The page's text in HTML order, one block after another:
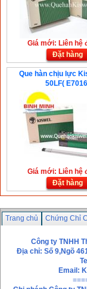
Giá mới: Liên hệ
Đặt hàng
Que hàn chịu lực
50LF(
Giá mới: Liên hệ
Đặt hàng
Trang chủ Chứng Chỉ
Công ty TNHH
Địa chỉ: Số 9,Ngõ
Email: